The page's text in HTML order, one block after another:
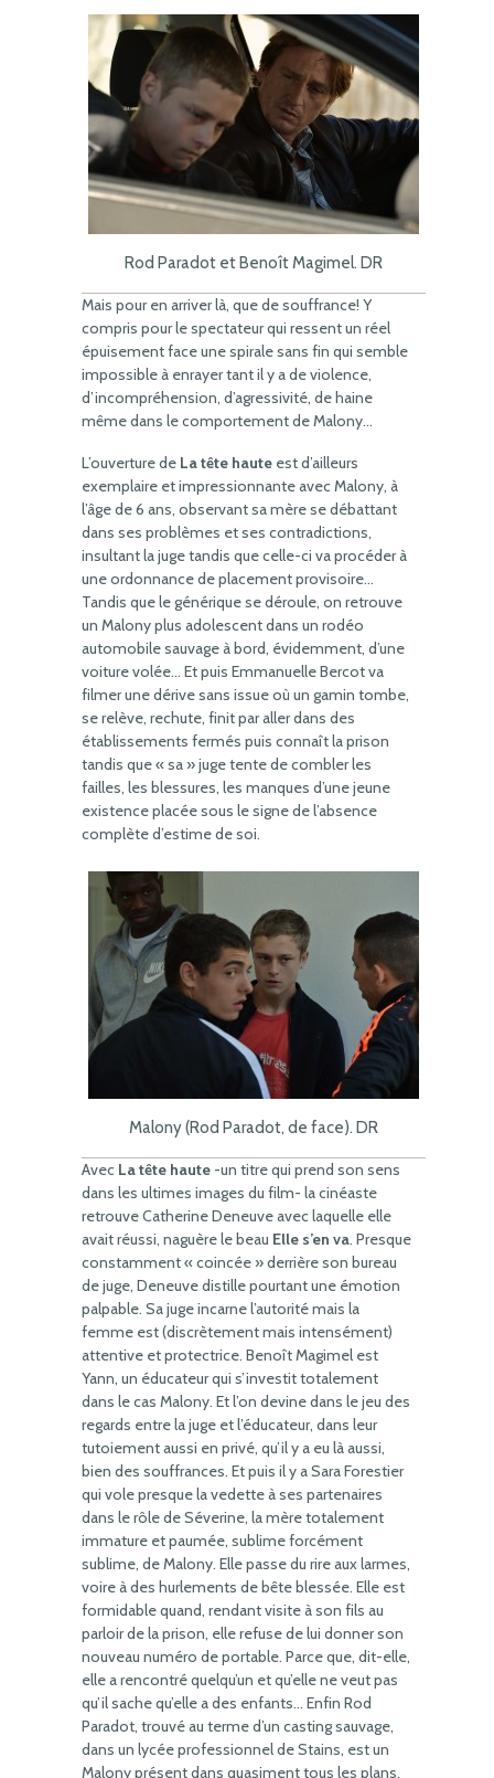
Rod Paradot et Benoît Magimel. DR
Mais pour en arriver là, que de souffrance! Y
compris pour le spectateur qui ressent un réel
épuisement face une spirale sans fin qui semble
impossible à enrayer tant il y a de violence,
d’incompréhension, d’agressivité, de haine
même dans le comportement de Malony…
L’ouverture de La tête haute est d’ailleurs
exemplaire et impressionnante avec Malony, à
l’âge de 6 ans, observant sa mère se débattant
dans ses problèmes et ses contradictions,
insultant la juge tandis que celle-ci va procéder à
une ordonnance de placement provisoire…
Tandis que le générique se déroule, on retrouve
un Malony plus adolescent dans un rodéo
automobile sauvage à bord, évidemment, d’une
voiture volée… Et puis Emmanuelle Bercot va
filmer une dérive sans issue où un gamin tombe,
se relève, rechute, finit par aller dans des
établissements fermés puis connaît la prison
tandis que « sa » juge tente de combler les
failles, les blessures, les manques d’une jeune
existence placée sous le signe de l’absence
complète d’estime de soi.
Malony (Rod Paradot, de face). DR
Avec La tête haute -un titre qui prend son sens
dans les ultimes images du film- la cinéaste
retrouve Catherine Deneuve avec laquelle elle
avait réussi, naguère le beau Elle s’en va. Presque
constamment « coincée » derrière son bureau
de juge, Deneuve distille pourtant une émotion
palpable. Sa juge incarne l’autorité mais la
femme est (discrètement mais intensément)
attentive et protectrice. Benoît Magimel est
Yann, un éducateur qui s’investit totalement
dans le cas Malony. Et l’on devine dans le jeu des
regards entre la juge et l’éducateur, dans leur
tutoiement aussi en privé, qu’il y a eu là aussi,
bien des souffrances. Et puis il y a Sara Forestier
qui vole presque la vedette à ses partenaires
dans le rôle de Séverine, la mère totalement
immature et paumée, sublime forcément
sublime, de Malony. Elle passe du rire aux larmes,
voire à des hurlements de bête blessée. Elle est
formidable quand, rendant visite à son fils au
parloir de la prison, elle refuse de lui donner son
nouveau numéro de portable. Parce que, dit-elle,
elle a rencontré quelqu’un et qu’elle ne veut pas
qu’il sache qu’elle a des enfants… Enfin Rod
Paradot, trouvé au terme d’un casting sauvage,
dans un lycée professionnel de Stains, est un
Malony présent dans quasiment tous les plans.